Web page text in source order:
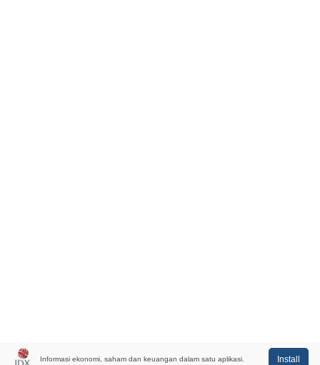
Informasi ekonomi, saham dan keuangan dalam satu aplikasi. Install